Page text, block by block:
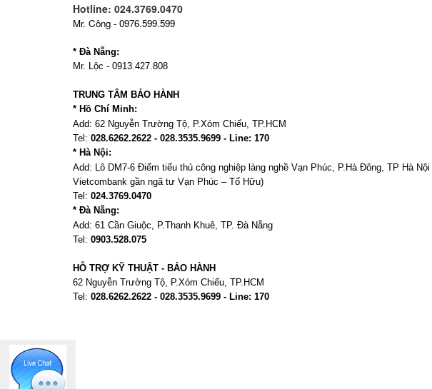
Hotline: 024.3769.0470
Mr. Công - 0976.599.599
* Đà Nẵng:
Mr. Lộc - 0913.427.808
TRUNG TÂM BẢO HÀNH
* Hồ Chí Minh:
Add: 62 Nguyễn Trường Tộ, P.Xóm Chiếu , TP.HCM
Tel: 028.6262.2622 - 028.3535.9699 - Line: 170
* Hà Nội:
Add: Lô DM7-6 Điểm tiểu thủ công nghiệp làng nghề Vạn Phúc, P.Hà Đông, TP Hà Nội
Vietcombank gần ngã tư Vạn Phúc – Tố Hữu)
Tel: 024.3769.0470
* Đà Nẵng:
Add: 61 Cần Giuộc, P. Thanh Khuê, TP. Đà Nẵng
Tel: 0903.528.075
HỖ TRỢ KỸ THUẬT - BẢO HÀNH
62 Nguyễn Trường Tộ, P.Xóm Chiếu , TP.HCM
Tel: 028.6262.2622 - 028.3535.9699 - Line: 170